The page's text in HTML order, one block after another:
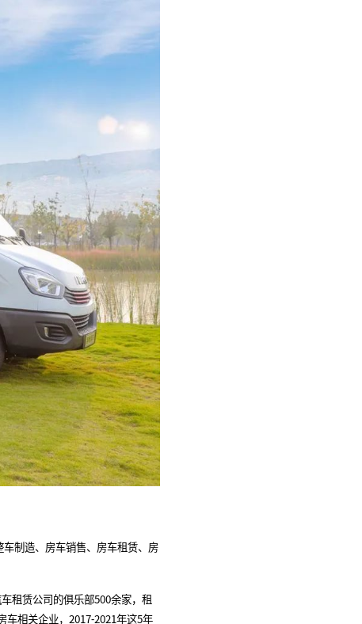
制造、房车销售、房车租赁、房
租赁公司的俱乐部500余家，租
车相关企业，2017-2021年这5年